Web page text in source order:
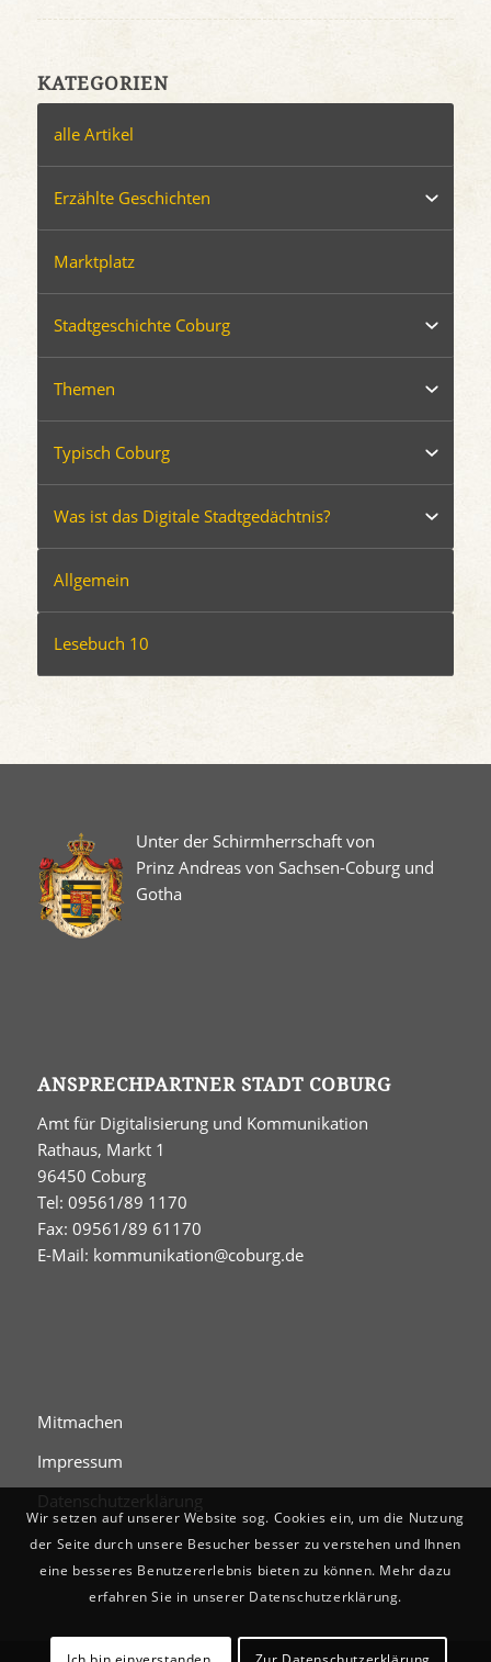
KATEGORIEN
alle Artikel
Erzählte Geschichten
Marktplatz
Stadtgeschichte Coburg
Themen
Typisch Coburg
Was ist das Digitale Stadtgedächtnis?
Allgemein
Lesebuch 10
Unter der Schirmherrschaft von
Prinz Andreas von Sachsen-Coburg und
Gotha
ANSPRECHPARTNER STADT COBURG
Amt für Digitalisierung und Kommunikation
Rathaus, Markt 1
96450 Coburg
Tel: 09561/89 1170
Fax: 09561/89 61170
E-Mail: kommunikation@coburg.de
Mitmachen
Impressum
Datenschutzerklärung
Wir setzen auf unserer Website sog. Cookies ein, um die Nutzung
der Seite durch unsere Besucher besser zu verstehen und Ihnen
eine besseres Benutzererlebnis bieten zu können. Mehr dazu
erfahren Sie in unserer Datenschutzerklärung.